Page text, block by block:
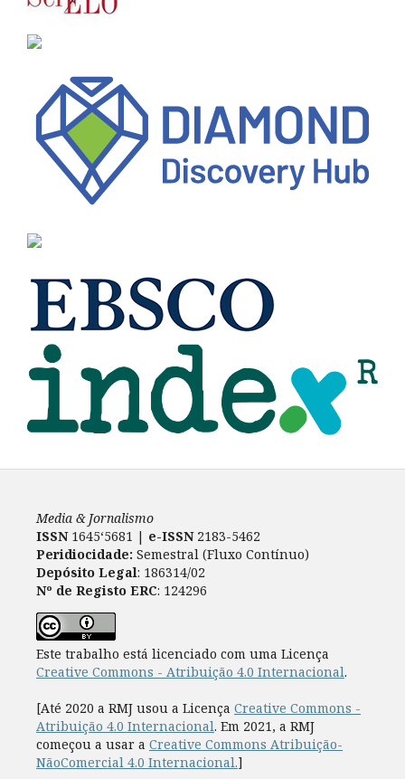
Media & Jornalismo
ISSN 1645‘5681 | e-ISSN2183-5462
Peridiocidade: Semestral (Fluxo Contínuo)
Depósito Legal: 186314/02
Nº de Registo ERC: 124296
Este trabalho está licenciado com uma Licença
Creative Commons - Atribuição 4.0 Internacional.
[Até 2020 a RMJ usou a Licença Creative Commons -
Atribuição 4.0 Internacional. Em 2021, a RMJ
começou a usar a Creative Commons Atribuição-
NãoComercial 4.0 Internacional.]